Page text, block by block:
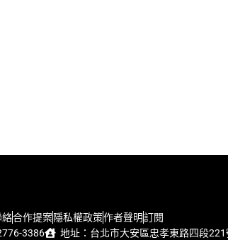
絡合作提案隱私權政策作者聲明訂閱
3386
地址：台北市大安區忠孝東路四段